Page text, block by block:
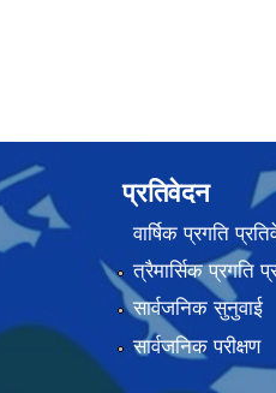
प्रतिवेदन
वार्षिक प्रगति
त्रैमार्सिक प्रगति
सार्वजनिक सुनुवाई
सार्वजनिक परीक्षण